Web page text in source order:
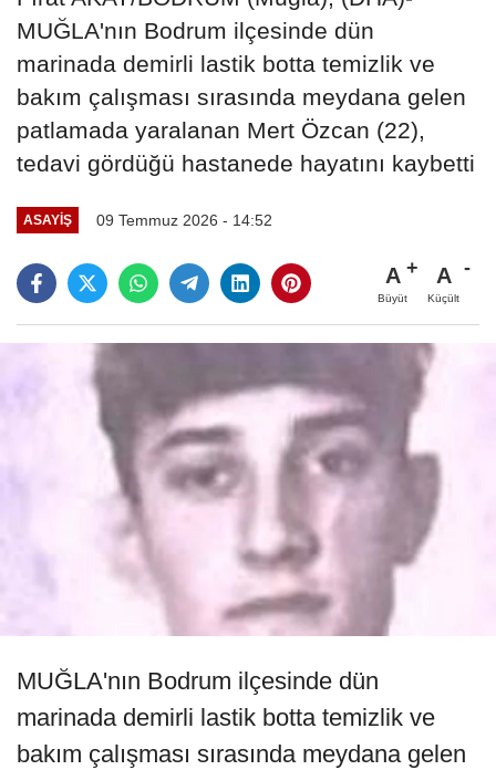
MUĞLA'nın Bodrum ilçesinde dün
marinada demirli lastik botta temizlik ve
bakım çalışması sırasında meydana gelen
patlamada yaralanan Mert Özcan (22),
tedavi gördüğü hastanede hayatını kaybetti
ASAYIŞ 09 Temmuz 2026 - 14:52
A
Büyüt
A
Küçült
MUĞLA'nın Bodrum ilçesinde dün
marinada demirli lastik botta temizlik ve
bakım çalışması sırasında meydana gelen